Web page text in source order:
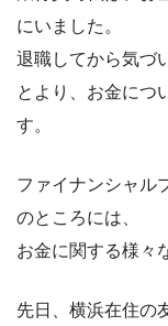
にいました。
退職してから気づ
とより、お金につ
す。
ファイナンシャル
のところには、
お金に関する様々
先日、横浜在住の